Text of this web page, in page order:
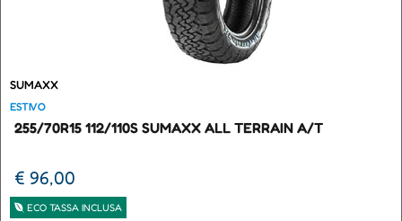
SUMAXX
ESTIVO
255/70R15 112/110S SUMAXX ALL TERRAIN A/T
€ 96,00
ECO TASSA INCLUSA